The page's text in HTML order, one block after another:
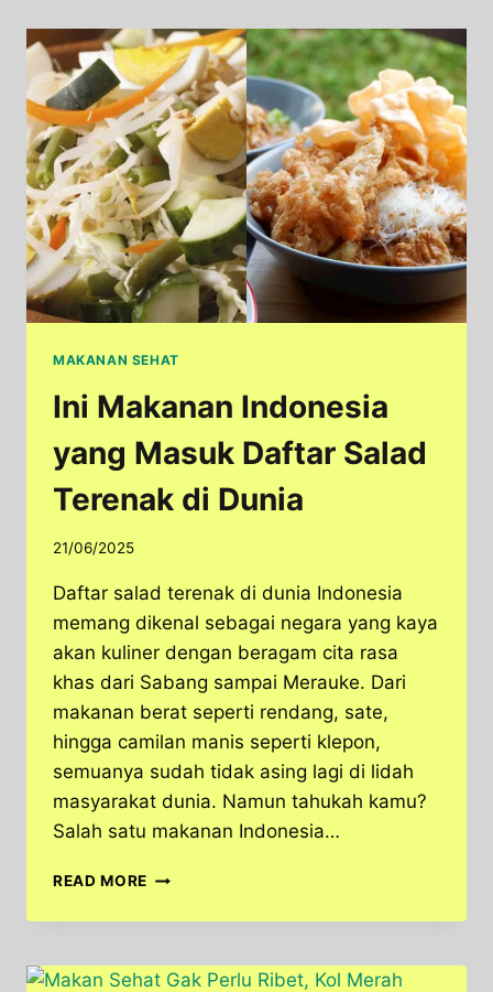
YANG
RASANYA
MEWAH
MAKANAN SEHAT
Ini Makanan Indonesia
yang Masuk Daftar Salad
Terenak di Dunia
21/06/2025
Daftar salad terenak di dunia Indonesia
memang dikenal sebagai negara yang kaya
akan kuliner dengan beragam cita rasa
khas dari Sabang sampai Merauke. Dari
makanan berat seperti rendang, sate,
hingga camilan manis seperti klepon,
semuanya sudah tidak asing lagi di lidah
masyarakat dunia. Namun tahukah kamu?
Salah satu makanan Indonesia…
READ MORE INI
INDONESIA
MASUK